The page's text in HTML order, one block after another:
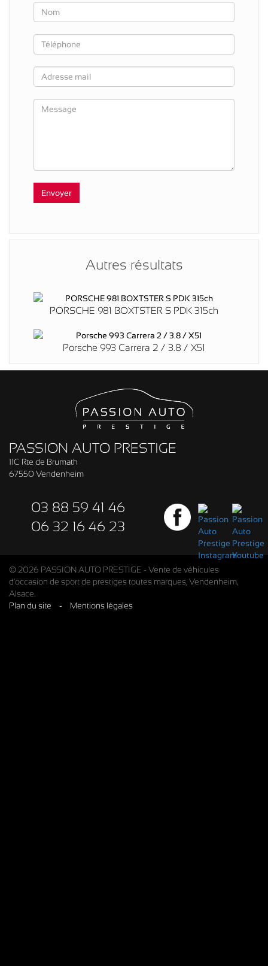
Autres résultats
PORSCHE 981 BOXTSTER S PDK 315ch
Porsche 993 Carrera 2 / 3.8 / X51
PASSION AUTO PRESTIGE
11C Rte de Brumath
67550 Vendenheim
03 88 59 41 46
06 32 16 46 23
© 2026 PASSION AUTO PRESTIGE - Vente de véhicules
d'occasion de sport de prestiges toutes marques, Vendenheim,
Alsace.
Plan du site
- Mentions légales